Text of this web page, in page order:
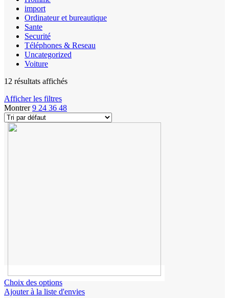
import
Ordinateur et bureautique
Sante
Securité
Téléphones & Reseau
Uncategorized
Voiture
12 résultats affichés
Afficher les filtres
Montrer9 24 36 48
Choix des options
Ajouter à la liste d'envies